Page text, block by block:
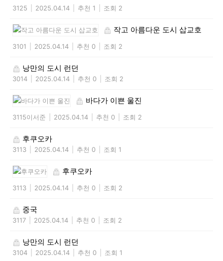
3125 2025.04.14 추천 1 조회 2
작고 아름다운 도시 삽교호
3101 2025.04.14 추천 0 조회 2
낭만의 도시 런던
3014 2025.04.14 추천 0 조회 2
바다가 이쁜 울진
3115이서준 2025.04.14 추천 0 조회 2
후쿠오카
3113 2025.04.14 추천 0 조회 1
후쿠오카
3113 2025.04.14 추천 0 조회 2
중국
3117 2025.04.14 추천 0 조회 2
낭만의 도시 런던
3104 2025.04.14 추천 0 조회 1